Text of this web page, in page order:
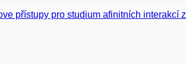
přístupy pro studium afinitních interakcí